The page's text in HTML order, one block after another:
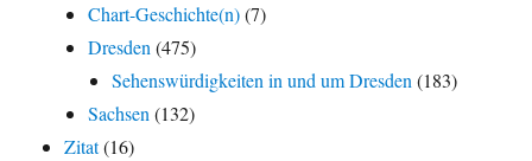
Chart-Geschichte(n)(7)
Dresden (475)
Sehenswürdigkeiten in und um Dresden (183)
Sachsen (132)
Zitat(16)